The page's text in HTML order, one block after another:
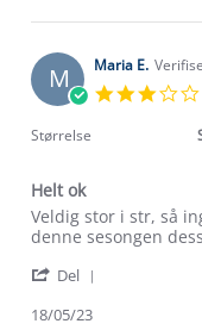
Jun
2024
Megan
on
14
Jun
M Maria E.
Størrelse
Helt ok
Review
by
E.
18
review
stating
ok
Veldig stor i str, så
denne sesongen
Del
18/05/23